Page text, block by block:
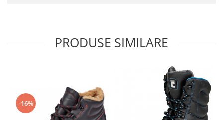
PRODUSE SIMILARE
-16%